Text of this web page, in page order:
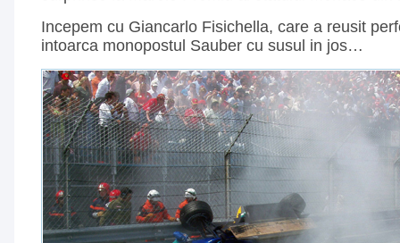
Incepem cu Giancarlo Fisichella, care a reusit
intoarca monopostul Sauber cu susul in jos…